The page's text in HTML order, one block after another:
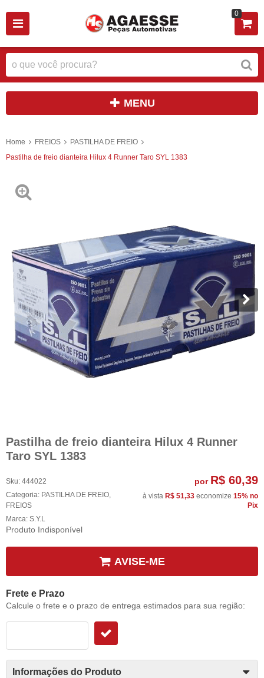
0
MENU
Home FREIOS
PASTILHA DE FREIO
Pastilha de freio dianteira Hilux 4 Runner Taro SYL 1383
Pastilha de freio dianteira Hilux 4 Runner
Taro SYL 1383
Sku: 444022
Categoria: PASTILHA DE FREIO,
FREIOS
Marca: S.Y.L
Produto Indisponível
por R$ 60,39
à vista R$ 51,33 economize 15% no
Pix
AVISE-ME
Frete e Prazo
Calcule o frete e o prazo de entrega estimados para sua região:
Informações do Produto